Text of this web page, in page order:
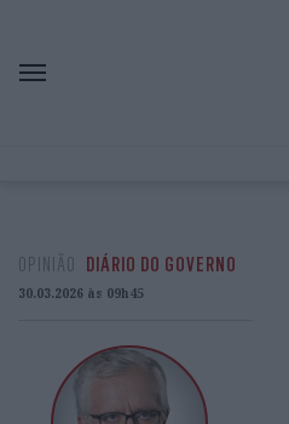
OPINIÃO DIÁRIO DO GOVERNO
30.03.2026 às 09h45